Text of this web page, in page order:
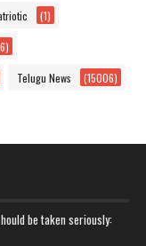
(1)
Telugu News (15006)
be taken seriously: